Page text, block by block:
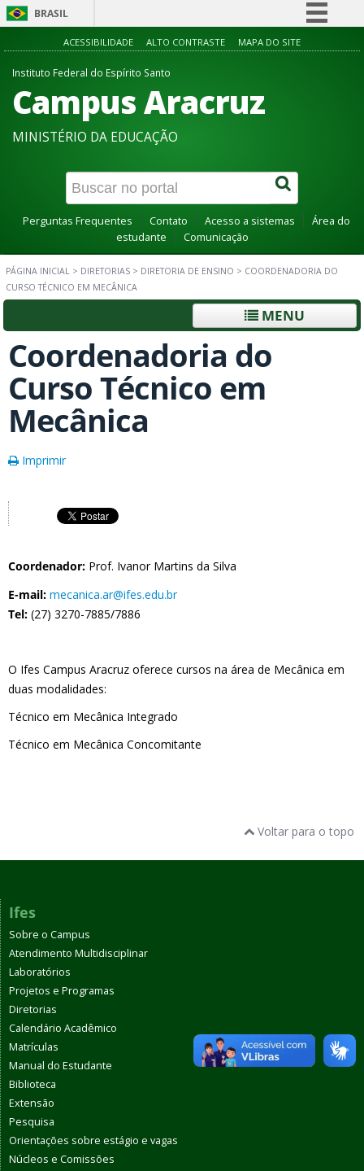
BRASIL
Simplifique!
Acesso à informação
Canais
ACESSIBILIDADE ALTO CONTRASTE MAPA DO SITE
Instituto Federal do Espírito Santo
Campus Aracruz
MINISTÉRIO DA EDUCAÇÃO
Perguntas Frequentes Contato Acesso a sistemas
Área do
estudante
Comunicação
PÁGINA INICIAL > DIRETORIAS > DIRETORIA DE ENSINO > COORDENADORIA DO
CURSO TÉCNICO EM MECÂNICA
MENU
Coordenadoria do
Curso Técnico em
Mecânica
Imprimir
Coordenador: Prof. Ivanor Martins da Silva
E-mail: mecanica.ar@ifes.edu.br
Tel: (27) 3270-7885/7886
O Ifes Campus Aracruz oferece cursos na área de Mecânica em
duas modalidades:
Técnico em Mecânica Integrado
Técnico em Mecânica Concomitante
Voltar para o topo
Ifes
Sobre o Campus
Atendimento Multidisciplinar
Laboratórios
Projetos e Programas
Diretorias
Calendário Acadêmico
Matrículas
Manual do Estudante
Biblioteca
Extensão
Pesquisa
Orientações sobre estágio e vagas
Núcleos e Comissões